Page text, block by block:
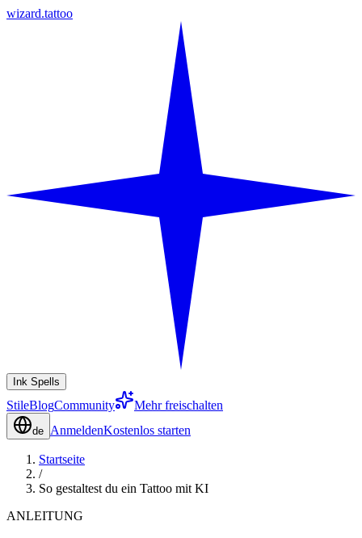
wizard.tattoo
Ink Spells
StileBlogCommunity Mehr freischalten
de AnmeldenKostenlos starten
Startseite
/
So gestaltest du ein Tattoo mit KI
ANLEITUNG